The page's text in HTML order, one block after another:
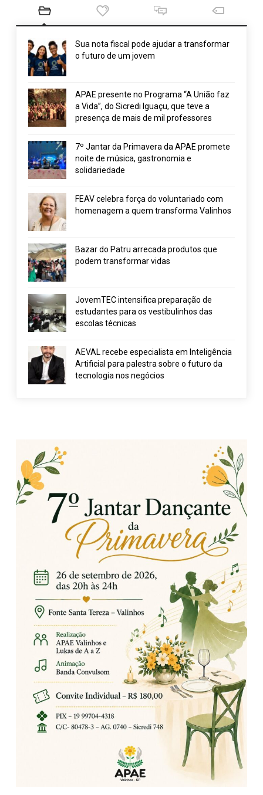
Sua nota fiscal pode ajudar a transformar
o futuro de um jovem
APAE presente no Programa “A União faz
a Vida”, do Sicredi Iguaçu, que teve a
presença de mais de mil professores
7º Jantar da Primavera da APAE promete
noite de música, gastronomia e
solidariedade
FEAV celebra força do voluntariado com
homenagem a quem transforma Valinhos
Bazar do Patru arrecada produtos que
podem transformar vidas
JovemTEC intensifica preparação de
estudantes para os vestibulinhos das
escolas técnicas
AEVAL recebe especialista em Inteligência
Artificial para palestra sobre o futuro da
tecnologia nos negócios